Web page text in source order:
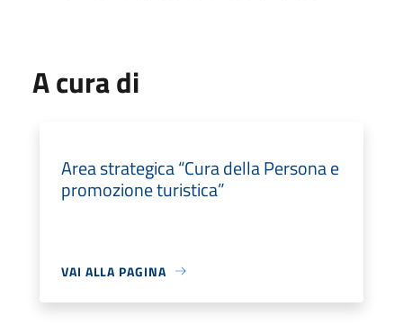
A cura di
Area strategica “Cura della Persona e
promozione turistica”
VAI ALLA PAGINA